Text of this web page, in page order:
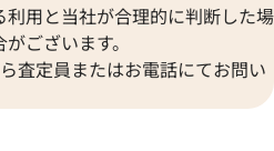
※2022年7月27日時点の参考
用と当社が合理的に判断した場
ございます。
査定員またはお電話にてお問い